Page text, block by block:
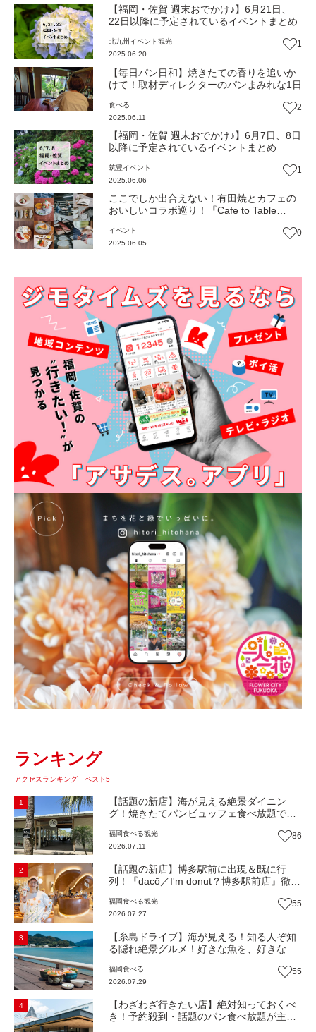
【福岡・佐賀 週末おでかけ♪】6月21日、
22日以降に予定されているイベントまとめ
北九州 イベント観光
2025.06.20
1
【毎日パン日和】焼きたての香りを追いか
けて！取材ディレクターのパンまみれな1日
食べる
2025.06.11
2
【福岡・佐賀 週末おでかけ♪】6月7日、8日
以降に予定されているイベントまとめ
筑豊イベント
2025.06.06
1
ここでしか出合えない！有田焼とカフェの
おいしいコラボ巡り！『Cafe to Table
【イベント】
イベント
2025.06.05
0
ランキング
アクセスランキング ベスト5
1
【話題の新店】海が見える絶景ダイニン
グ！焼きたてパンビュッフェ食べ放題で大
Beach Cafe』（福岡・糸島市）【まち歩
き】
福岡食べる観光
2026.07.11
86
2
【話題の新店】博多駅前に出現＆既に行
列！『dacō／I'm donut？博多駅前店』徹底
しみ方＆イチオシメニューも紹介！（福岡
市博多区）【まち歩き】
福岡食べる観光
2026.07.27
55
3
【糸島ドライブ】海が見える！知る人ぞ知
る隠れ絶景グルメ！好きな魚を、好きなだ
堂』（福岡市西区）【まち歩き】
福岡食べる
2026.07.29
55
4
【わざわざ行きたい店】絶対知っておくべ
き！予約殺到・話題のパン食べ放題が主